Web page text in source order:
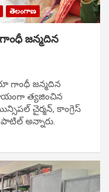
తెలంగాణ
జ‌న్మ‌దిన
గాంధీ జ‌న్మ‌దిన
త్య‌జించిన
చైర్మ‌న్, కాంగ్రెస్
అన్నారు.